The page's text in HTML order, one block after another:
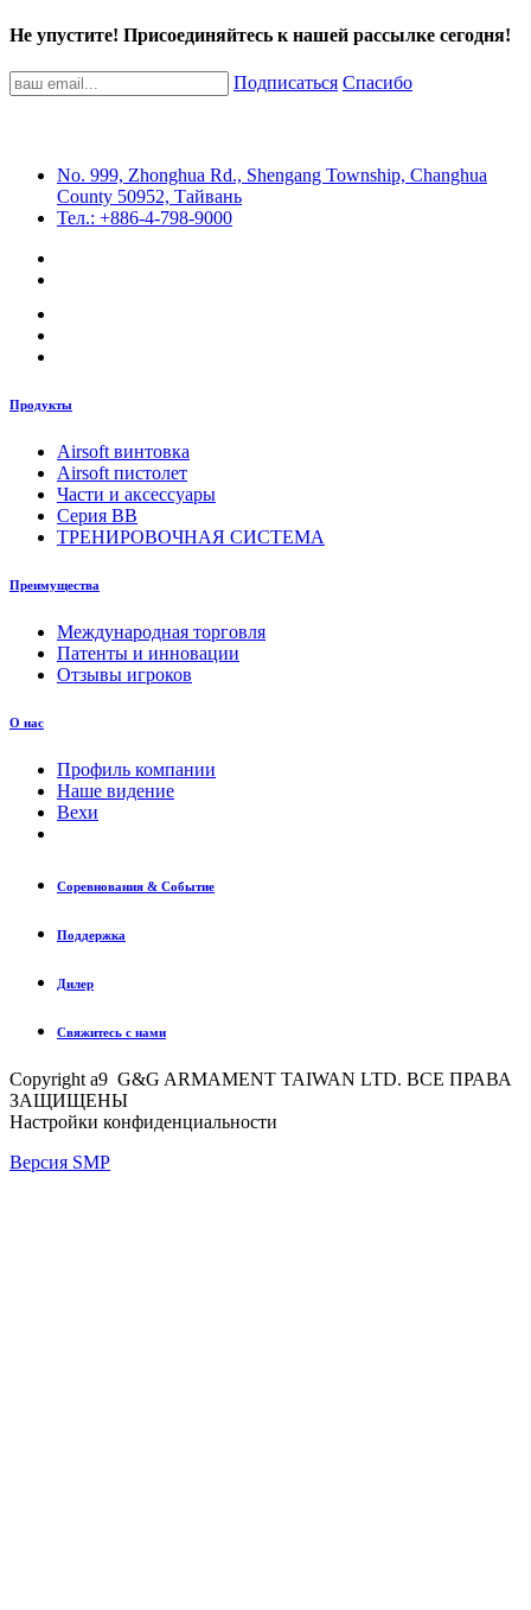
Не упустите! Присоединяйтесь к нашей рассылке сегодня!
Подписаться Спасибо
No. 999, Zhonghua Rd., Shengang Township, Changhua
County 50952, Тайвань
Тел.: +886-4-798-9000
Продукты
Airsoft винтовка
Airsoft пистолет
Части и аксессуары
Серия BB
ТРЕНИРОВОЧНАЯ СИСТЕМА
Преимущества
Международная торговля
Патенты и инновации
Отзывы игроков
О нас
Профиль компании
Наше видение
Вехи
Соревнования & Событие
Поддержка
Дилер
Свяжитесь с нами
Copyright a9 G&G ARMAMENT TAIWAN LTD. ВСЕ ПРАВА
ЗАЩИЩЕНЫ
Настройки конфиденциальности
Версия SMP